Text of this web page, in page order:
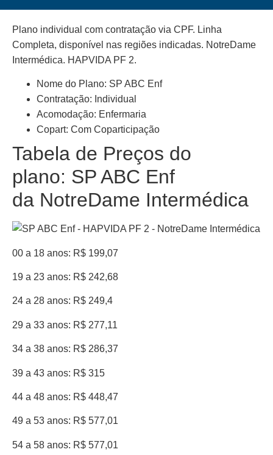
Plano individual com contratação via CPF. Linha
Completa, disponível nas regiões indicadas. NotreDame
Intermédica. HAPVIDA PF 2.
Nome do Plano: SP ABC Enf
Contratação: Individual
Acomodação: Enfermaria
Copart: Com Coparticipação
Tabela de Preços do
plano: SP ABC Enf
da NotreDame Intermédica
00 a 18 anos: R$ 199,07
19 a 23 anos: R$ 242,68
24 a 28 anos: R$ 249,4
29 a 33 anos: R$ 277,11
34 a 38 anos: R$ 286,37
39 a 43 anos: R$ 315
44 a 48 anos: R$ 448,47
49 a 53 anos: R$ 577,01
54 a 58 anos: R$ 577,01